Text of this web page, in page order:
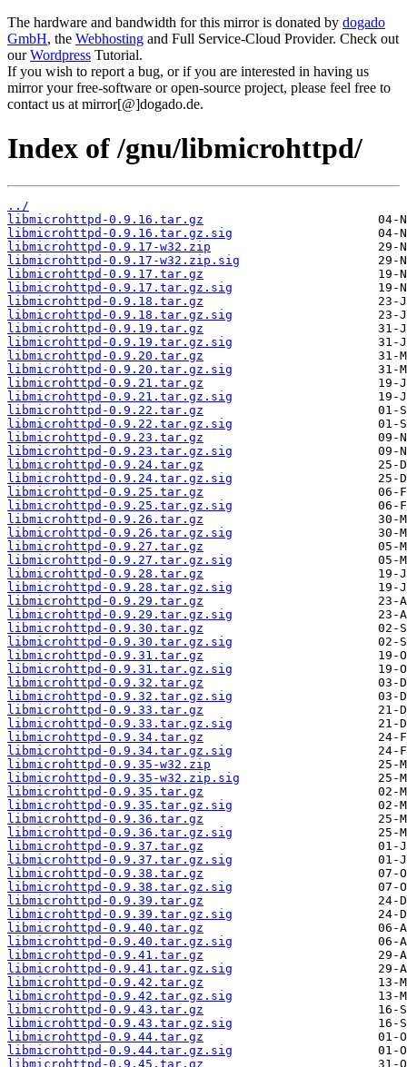
The hardware and bandwidth for this mirror is donated by dogado
GmbH, the Webhosting and Full Service-Cloud Provider. Check out
ourWordpress Tutorial.
If you wish to report a bug, or if you are interested in having us
mirror your free-software or open-source project, please feel free to
contact us at mirror[@]dogado.de.
Index of /gnu/libmicrohttpd/
../
libmicrohttpd-0.9.16.tar.gz
libmicrohttpd-0.9.16.tar.gz.sig
libmicrohttpd-0.9.17-w32.zip
libmicrohttpd-0.9.17-w32.zip.sig
libmicrohttpd-0.9.17.tar.gz
libmicrohttpd-0.9.17.tar.gz.sig
libmicrohttpd-0.9.18.tar.gz
libmicrohttpd-0.9.18.tar.gz.sig
libmicrohttpd-0.9.19.tar.gz
libmicrohttpd-0.9.19.tar.gz.sig
libmicrohttpd-0.9.20.tar.gz
libmicrohttpd-0.9.20.tar.gz.sig
libmicrohttpd-0.9.21.tar.gz
libmicrohttpd-0.9.21.tar.gz.sig
libmicrohttpd-0.9.22.tar.gz
libmicrohttpd-0.9.22.tar.gz.sig
libmicrohttpd-0.9.23.tar.gz
libmicrohttpd-0.9.23.tar.gz.sig
libmicrohttpd-0.9.24.tar.gz
libmicrohttpd-0.9.24.tar.gz.sig
libmicrohttpd-0.9.25.tar.gz
libmicrohttpd-0.9.25.tar.gz.sig
libmicrohttpd-0.9.26.tar.gz
libmicrohttpd-0.9.26.tar.gz.sig
libmicrohttpd-0.9.27.tar.gz
libmicrohttpd-0.9.27.tar.gz.sig
libmicrohttpd-0.9.28.tar.gz
libmicrohttpd-0.9.28.tar.gz.sig
libmicrohttpd-0.9.29.tar.gz
libmicrohttpd-0.9.29.tar.gz.sig
libmicrohttpd-0.9.30.tar.gz
libmicrohttpd-0.9.30.tar.gz.sig
libmicrohttpd-0.9.31.tar.gz
libmicrohttpd-0.9.31.tar.gz.sig
libmicrohttpd-0.9.32.tar.gz
libmicrohttpd-0.9.32.tar.gz.sig
libmicrohttpd-0.9.33.tar.gz
libmicrohttpd-0.9.33.tar.gz.sig
libmicrohttpd-0.9.34.tar.gz
libmicrohttpd-0.9.34.tar.gz.sig
libmicrohttpd-0.9.35-w32.zip
libmicrohttpd-0.9.35-w32.zip.sig
libmicrohttpd-0.9.35.tar.gz
libmicrohttpd-0.9.35.tar.gz.sig
libmicrohttpd-0.9.36.tar.gz
libmicrohttpd-0.9.36.tar.gz.sig
libmicrohttpd-0.9.37.tar.gz
libmicrohttpd-0.9.37.tar.gz.sig
libmicrohttpd-0.9.38.tar.gz
libmicrohttpd-0.9.38.tar.gz.sig
libmicrohttpd-0.9.39.tar.gz
libmicrohttpd-0.9.39.tar.gz.sig
libmicrohttpd-0.9.40.tar.gz
libmicrohttpd-0.9.40.tar.gz.sig
libmicrohttpd-0.9.41.tar.gz
libmicrohttpd-0.9.41.tar.gz.sig
libmicrohttpd-0.9.42.tar.gz
libmicrohttpd-0.9.42.tar.gz.sig
libmicrohttpd-0.9.43.tar.gz
libmicrohttpd-0.9.43.tar.gz.sig
libmicrohttpd-0.9.44.tar.gz
libmicrohttpd-0.9.44.tar.gz.sig
libmicrohttpd-0.9.45.tar.gz